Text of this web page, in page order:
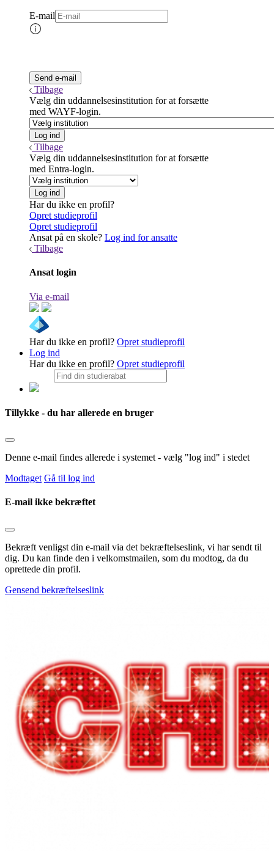
E-mail
Tilbage
Vælg din uddannelsesinstitution for at forsætte
med WAYF-login.
Tilbage
Vælg din uddannelsesinstitution for at forsætte
med Entra-login.
Har du ikke en profil?
Opret studieprofil
Opret studieprofil
Ansat på en skole? Log ind for ansatte
Tilbage
Ansat login
Via e-mail
Har du ikke en profil? Opret studieprofil
Log ind
Har du ikke en profil? Opret studieprofil
Tillykke - du har allerede en bruger
Denne e-mail findes allerede i systemet - vælg "log ind" i stedet
Modtaget Gå til log ind
E-mail ikke bekræftet
Bekræft venligst din e-mail via det bekræftelseslink, vi har sendt til
dig. Du kan finde den i velkomstmailen, som du modtog, da du
oprettede din profil.
Gensend bekræftelseslink